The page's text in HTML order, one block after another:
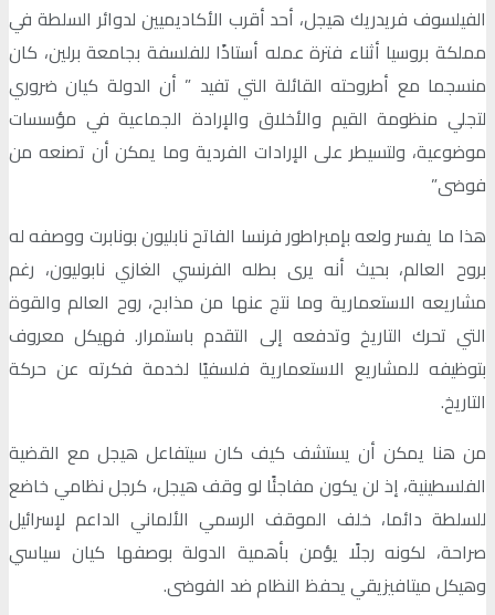
الفيلسوف فريدريك هيجل، أحد أقرب الأكاديميين لدوائر السلطة في
مملكة بروسيا أثناء فترة عمله أستاذًا للفلسفة بجامعة برلين، كان
منسجما مع أطروحته القائلة التي تفيد ” أن الدولة كيان ضروري
لتجلي منظومة القيم والأخلاق والإرادة الجماعية في مؤسسات
موضوعية، ولتسيطر على الإرادات الفردية وما يمكن أن تصنعه من
فوضى”
هذا ما يفسر ولعه بإمبراطور فرنسا الفاتح نابليون بونابرت ووصفه له
بروح العالم، بحيث أنه يرى بطله الفرنسي الغازي نابوليون، رغم
مشاريعه الاستعمارية وما نتج عنها من مذابح، روح العالم والقوة
التي تحرك التاريخ وتدفعه إلى التقدم باستمرار. فهيكل معروف
بتوظيفه للمشاريع الاستعمارية فلسفيًا لخدمة فكرته عن حركة
التاريخ.
من هنا يمكن أن يستشف كيف كان سيتفاعل هيجل مع القضية
الفلسطينية، إذ لن يكون مفاجئًا لو وقف هيجل، كرجل نظامي خاضع
للسلطة دائما، خلف الموقف الرسمي الألماني الداعم لإسرائيل
صراحة، لكونه رجلًا يؤمن بأهمية الدولة بوصفها كيان سياسي
وهيكل ميتافيزيقي يحفظ النظام ضد الفوضى.